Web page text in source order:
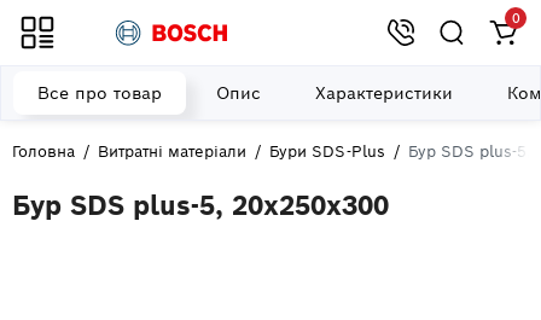
0
Головна Витратні матеріали Бури SDS-Plus Бур SDS plus-5,
Бур SDS plus-5, 20x250x300
Все про товар Опис Характеристики